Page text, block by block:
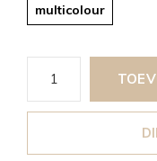
multicolour